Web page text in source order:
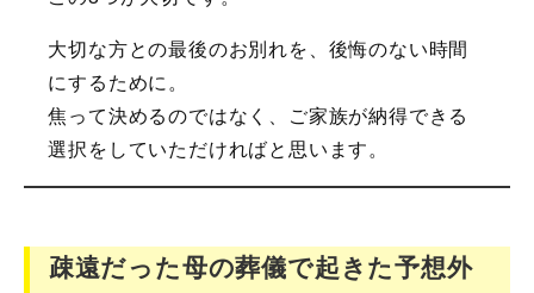
大切な方との最後のお別れを、後悔のない時間
にするために。
焦って決めるのではなく、ご家族が納得できる
選択をしていただければと思います。
疎遠だった母の葬儀で起きた予想外